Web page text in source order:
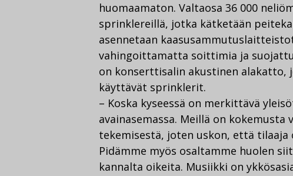
huomaamaton. Valtaosa 36 000
sprinklereillä, jotka kätketään
asennetaan
vahingoittamatta soittimia ja
on konserttisalin akustinen alakatto,
käyttävät sprinklerit.
– Koska kyseessä on merkittävä
avainasemassa. Meillä on
tekemisestä, joten uskon, että
Pidämme myös osaltamme huolen
kannalta oikeita. Musiikki on